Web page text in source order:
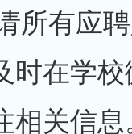
所有应
时在学
相关信